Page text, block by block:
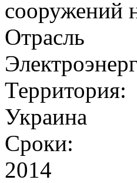
сооружений
Отрасль
Территория:
Украина
Сроки:
2014